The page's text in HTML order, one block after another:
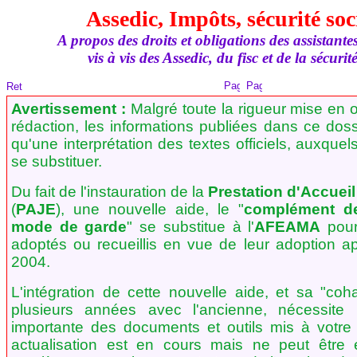
Assedic, Impôts, sécurité
A propos des droits et obligations des
vis à vis des Assedic, du fisc et de la
Avertissement : Malgré toute la rigueur mise en
rédaction, les informations publiées dans ce
qu'une interprétation des textes officiels,
se substituer.
Du fait de l'instauration de la Prestation
(PAJE), une nouvelle aide, le "complément
mode de garde" se substitue à l'AFEAMA
adoptés ou recueillis en vue de leur adoption
2004.
L'intégration de cette nouvelle aide, et sa
plusieurs années avec l'ancienne, nécessite
importante des documents et outils mis à votre
actualisation est en cours mais ne peut être